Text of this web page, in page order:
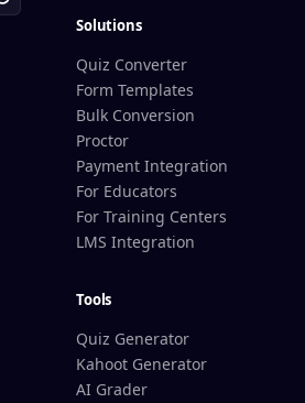
Solutions
Quiz Converter
Form Templates
Bulk Conversion
Proctor
Payment Integration
For Educators
For Training Centers
LMS Integration
Tools
Quiz Generator
Kahoot Generator
AI Grader